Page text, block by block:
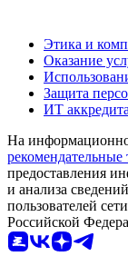
Этика и
Оказание
Защита
ИТ
На
рекомендательные
предоставления
и анализа
пользователей
Российской